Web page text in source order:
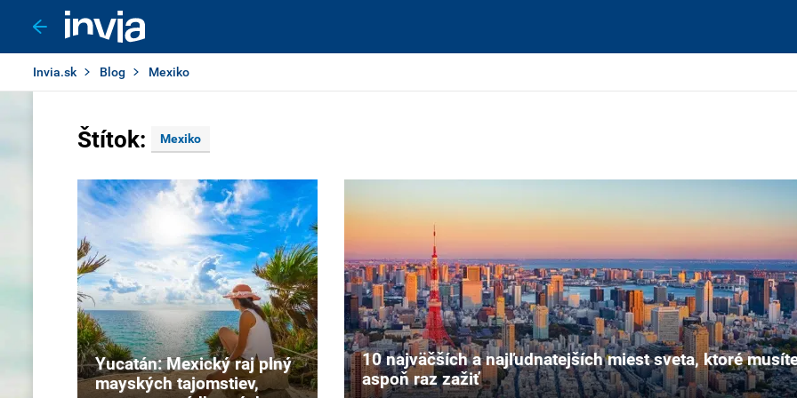
Invia.sk Blog Mexiko
Štítok: Mexiko
Yucatán: Mexický raj plný
mayských tajomstiev,
10 najväčších a najľudnatejších miest sveta, ktoré
aspoň raz zažiť